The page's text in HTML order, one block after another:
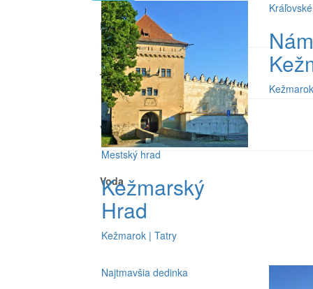
Kostoly a pútnické miesta
Turistické ciele
Vhodné pre deti
Voda
Mestský hrad
Kežmarský
Hrad
Kežmarok | Tatry
Najtmavšia dedinka